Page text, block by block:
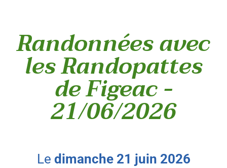
Randonnées avec
les Randopattes
de Figeac -
21/06/2026
le dimanche 21 juin 2026